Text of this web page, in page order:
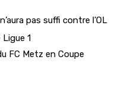
pas suffi contre l’OL
1
FC Metz en Coupe